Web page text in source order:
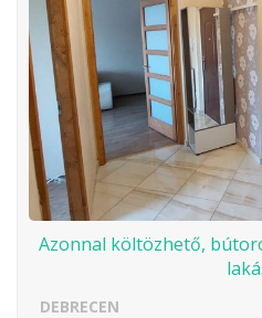
Azonnal költözhető,
DEBRECEN